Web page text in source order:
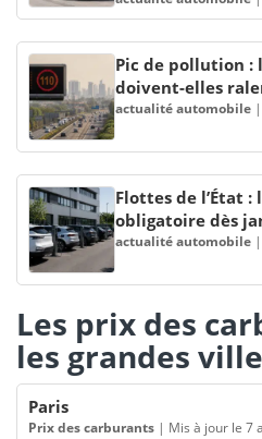
Pic de pollution :
doivent-elles
actualité automobile |
Flottes de l’État
obligatoire dès
actualité automobile |
Les prix des
les grandes
Paris
Prix des carburants | Mis à jour le 7